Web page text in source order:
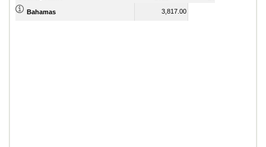
Bahamas 3,817.00